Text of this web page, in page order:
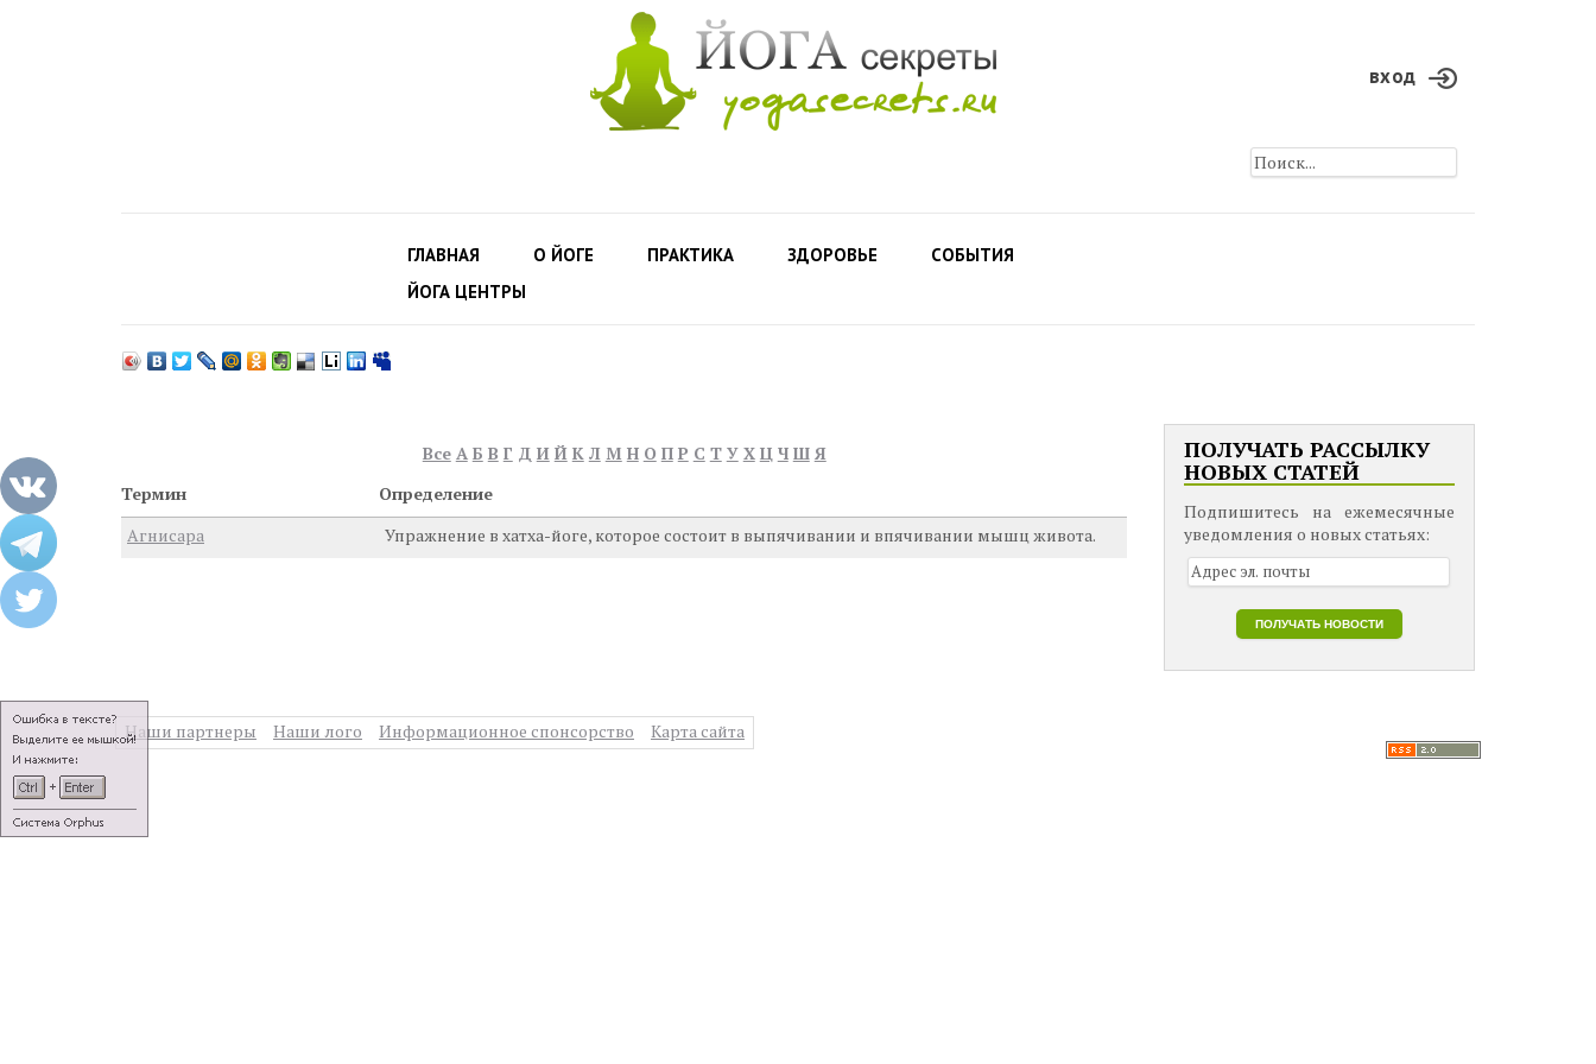
вход
ГЛАВНАЯ О ЙОГЕ ПРАКТИКА ЗДОРОВЬЕ
СОБЫТИЯ
ЙОГА ЦЕНТРЫ
Все А Б В Г Д И Й К Л М Н О П Р С Т У Х Ц Ч Ш Я
Термин
Определение
Агнисара
Упражнение в хатха-йоге, которое состоит в выпячивании и впячивании мышц живота.
ПОЛУЧАТЬ РАССЫЛКУ
НОВЫХ СТАТЕЙ
Подпишитесь на ежемесячные
уведомления о новых статьях:
Наши партнеры Наши лого Информационное спонсорство Карта сайта